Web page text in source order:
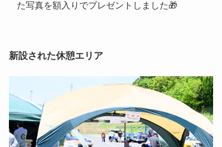
た写真を額入りでプレゼントしました🎁
新設された休憩エリア